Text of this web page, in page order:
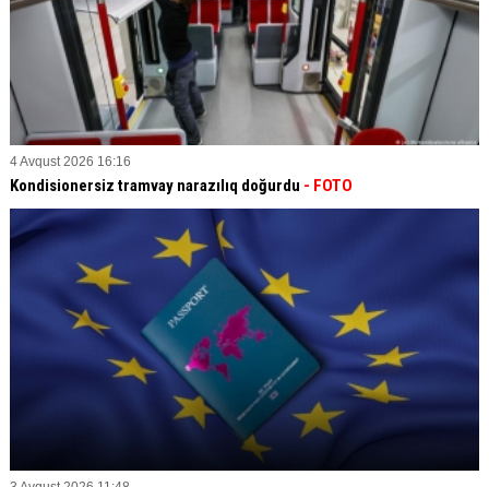
4 Avqust 2026 16:16
Kondisionersiz tramvay narazılıq doğurdu - FOTO